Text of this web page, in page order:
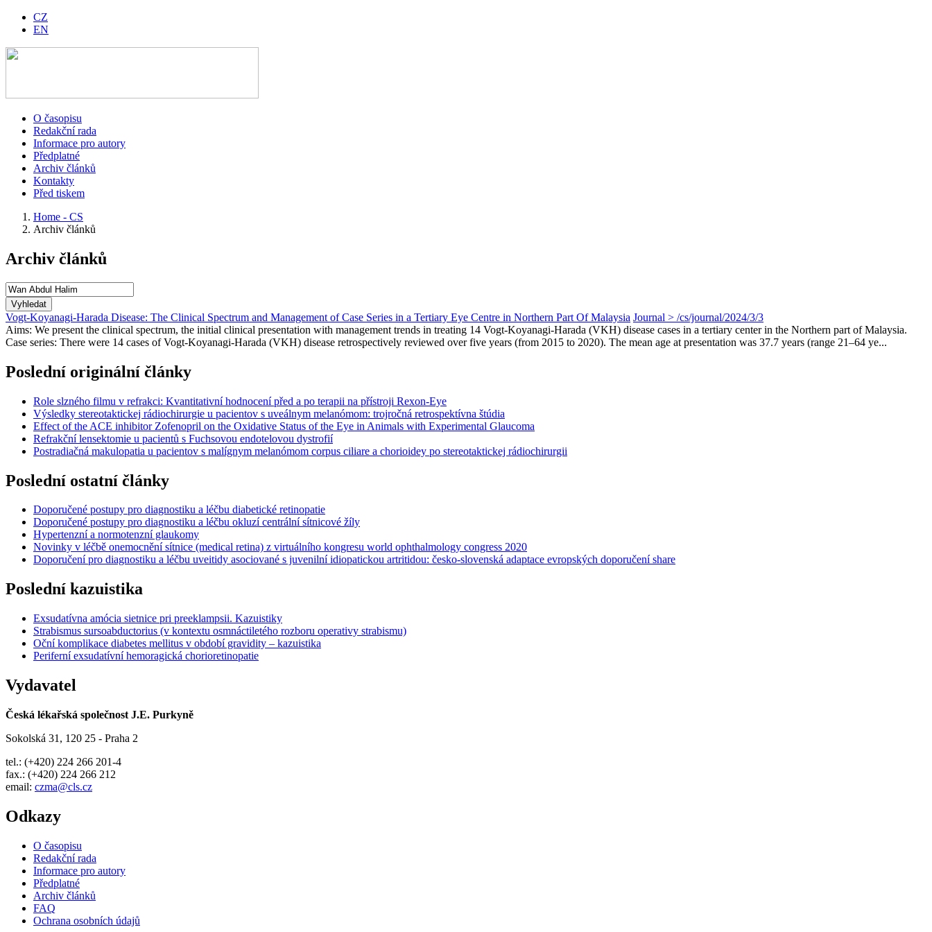
CZ
EN
O časopisu
Redakční rada
Informace pro autory
Předplatné
Archiv článků
Kontakty
Před tiskem
Home - CS
Archiv článků
Archiv článků
Vyhledat
Vogt-Koyanagi-Harada Disease: The Clinical Spectrum and Management of Case Series in a Tertiary Eye Centre in Northern Part Of Malaysia Journal > /cs/journal/2024/3/3
Aims: We present the clinical spectrum, the initial clinical presentation with management trends in treating 14 Vogt-Koyanagi-Harada (VKH) disease cases in a tertiary center in the Northern part of Malaysia.
Case series: There were 14 cases of Vogt-Koyanagi-Harada (VKH) disease retrospectively reviewed over five years (from 2015 to 2020). The mean age at presentation was 37.7 years (range 21–64 ye...
Poslední originální články
Role slzného filmu v refrakci: Kvantitativní hodnocení před a po terapii na přístroji Rexon-Eye
Výsledky stereotaktickej rádiochirurgie u pacientov s uveálnym melanómom: trojročná retrospektívna štúdia
Effect of the ACE inhibitor Zofenopril on the Oxidative Status of the Eye in Animals with Experimental Glaucoma
Refrakční lensektomie u pacientů s Fuchsovou endotelovou dystrofií
Postradiačná makulopatia u pacientov s malígnym melanómom corpus ciliare a chorioidey po stereotaktickej rádiochirurgii
Poslední ostatní články
Doporučené postupy pro diagnostiku a léčbu diabetické retinopatie
Doporučené postupy pro diagnostiku a léčbu okluzí centrální sítnicové žíly
Hypertenzní a normotenzní glaukomy
Novinky v léčbě onemocnění sítnice (medical retina) z virtuálního kongresu world ophthalmology congress 2020
Doporučení pro diagnostiku a léčbu uveitidy asociované s juvenilní idiopatickou artritidou: česko-slovenská adaptace evropských doporučení share
Poslední kazuistika
Exsudatívna amócia sietnice pri preeklampsii. Kazuistiky
Strabismus sursoabductorius (v kontextu osmnáctiletého rozboru operativy strabismu)
Oční komplikace diabetes mellitus v období gravidity – kazuistika
Periferní exsudatívní hemoragická chorioretinopatie
Vydavatel
Česká lékařská společnost J.E. Purkyně
Sokolská 31, 120 25 - Praha 2
tel.: (+420) 224 266 201-4
fax.: (+420) 224 266 212
email: czma@cls.cz
Odkazy
O časopisu
Redakční rada
Informace pro autory
Předplatné
Archiv článků
FAQ
Ochrana osobních údajů